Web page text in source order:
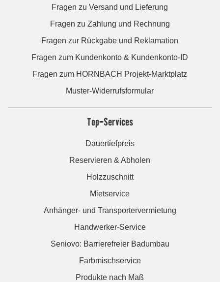
Fragen zu Versand und Lieferung
Fragen zu Zahlung und Rechnung
Fragen zur Rückgabe und Reklamation
Fragen zum Kundenkonto & Kundenkonto-ID
Fragen zum HORNBACH Projekt-Marktplatz
Muster-Widerrufsformular
Top-Services
Dauertiefpreis
Reservieren & Abholen
Holzzuschnitt
Mietservice
Anhänger- und Transportervermietung
Handwerker-Service
Seniovo: Barrierefreier Badumbau
Farbmischservice
Produkte nach Maß